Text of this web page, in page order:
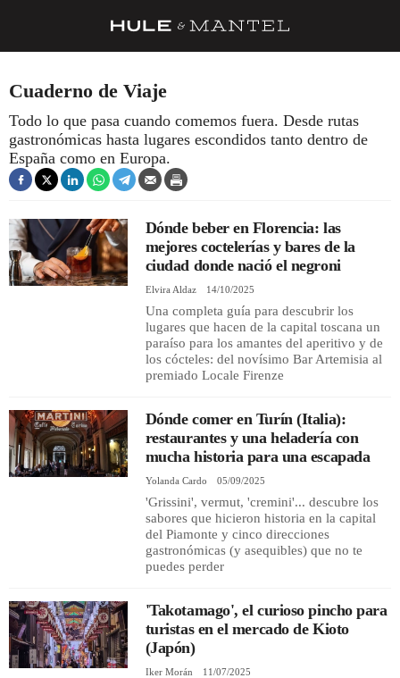
DESPENSA
BARRAS Y ESTRELLAS
ÍDOLOS DE MESAS
CUADERNO DE VIAJE
REGISTRO
INICIAR SESIÓN
Cuaderno de Viaje
Todo lo que pasa cuando comemos fuera. Desde rutas
gastronómicas hasta lugares escondidos tanto dentro de
España como en Europa.
Dónde beber en Florencia: las
mejores coctelerías y bares de la
ciudad donde nació el negroni
Elvira Aldaz 14/10/2025
Una completa guía para descubrir los
lugares que hacen de la capital toscana un
paraíso para los amantes del aperitivo y de
los cócteles: del novísimo Bar Artemisia al
premiado Locale Firenze
Dónde comer en Turín (Italia):
restaurantes y una heladería con
mucha historia para una escapada
Yolanda Cardo 05/09/2025
'Grissini', vermut, 'cremini'... descubre los
sabores que hicieron historia en la capital
del Piamonte y cinco direcciones
gastronómicas (y asequibles) que no te
puedes perder
'Takotamago', el curioso pincho para
turistas en el mercado de Kioto
(Japón)
Iker Morán 11/07/2025